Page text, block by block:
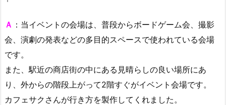
Ａ ：当イベントの会場は、普段からボードゲーム会、撮影
会、演劇の発表などの多目的スペースで使われている会場
です。
また、駅近の商店街の中にある見晴らしの良い場所にあ
り、外からの階段上がって2階すぐがイベント会場です。
カフェサクさんが行き方を製作してくれました。